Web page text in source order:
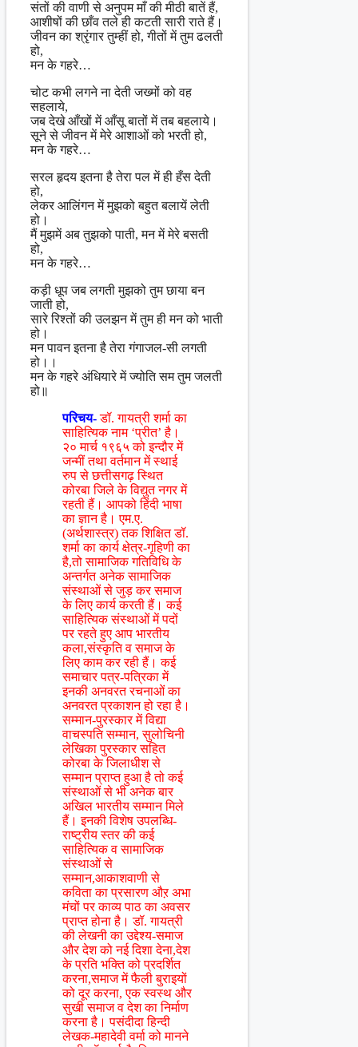
संतों की वाणी से अनुपम माँ की मीठी बातें हैं,
आशीषों की छाँव तले ही कटती सारी राते हैं।
जीवन का श्रृंगार तुम्हीं हो, गीतों में तुम ढलती
हो,
मन के गहरे…
चोट कभी लगने ना देती जख्मों को वह
सहलाये,
जब देखे आँखों में आँसू बातों में तब बहलाये।
सूने से जीवन में मेरे आशाओं को भरती हो,
मन के गहरे…
सरल हृदय इतना है तेरा पल में ही हँस देती
हो,
लेकर आलिंगन में मुझको बहुत बलायें लेती
हो।
मैं मुझमें अब तुझको पाती, मन में मेरे बसती
हो,
मन के गहरे…
कड़ी धूप जब लगती मुझको तुम छाया बन
जाती हो,
सारे रिश्तों की उलझन में तुम ही मन को भाती
हो।
मन पावन इतना है तेरा गंगाजल-सी लगती
हो।।
मन के गहरे अंधियारे में ज्योति सम तुम जलती
हो॥
परिचय-डॉ. गायत्री शर्मा का
साहित्यिक नाम ‘प्रीत’ है।
२० मार्च १९६५ को इन्दौर में
जन्मीं तथा वर्तमान में स्थाई
रुप से छत्तीसगढ़ स्थित
कोरबा जिले के विद्युत नगर में
रहती हैं। आपको हिंदी भाषा
का ज्ञान है। एम.ए.
(अर्थशास्त्र) तक शिक्षित डॉ.
शर्मा का कार्य क्षेत्र-गृहिणी का
है,तो सामाजिक गतिविधि के
अन्तर्गत अनेक सामाजिक
संस्थाओं से जुड़ कर समाज
के लिए कार्य करती हैं। कई
साहित्यिक संस्थाओं में पदों
पर रहते हुए आप भारतीय
कला,संस्कृति व समाज के
लिए काम कर रही हैं। कई
समाचार पत्र-पत्रिका में
इनकी अनवरत रचनाओं का
अनवरत प्रकाशन हो रहा है।
सम्मान-पुरस्कार में विद्या
वाचस्पति सम्मान, सुलोचिनी
लेखिका पुरस्कार सहित
कोरबा के जिलाधीश से
सम्मान प्राप्त हुआ है तो कई
संस्थाओं से भी अनेक बार
अखिल भारतीय सम्मान मिले
हैं। इनकी विशेष उपलब्धि-
राष्ट्रीय स्तर की कई
साहित्यिक व सामाजिक
संस्थाओं से
सम्मान,आकाशवाणी से
कविता का प्रसारण औऱ अभा
मंचों पर काव्य पाठ का अवसर
प्राप्त होना है। डॉ. गायत्री
की लेखनी का उद्देश्य-समाज
और देश को नई दिशा देना,देश
के प्रति भक्ति को प्रदर्शित
करना,समाज में फैली बुराइयों
को दूर करना, एक स्वस्थ और
सुखी समाज व देश का निर्माण
करना है। पसंदीदा हिन्दी
लेखक-महादेवी वर्मा को मानने